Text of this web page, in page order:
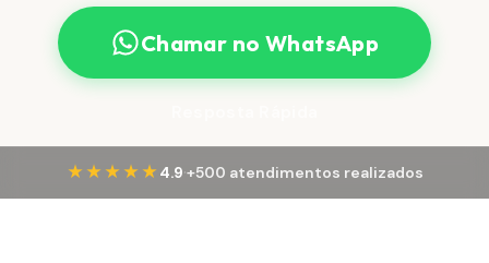
Chamar no WhatsApp
★★★★★ 4.9·+500 atendimentos realizados